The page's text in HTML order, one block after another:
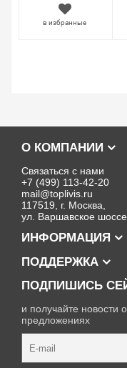
в избранные
О КОМПАНИИ
Связаться с нами
+7 (499) 113-42-20
mail@toplivis.ru
117519, г. Москва,
ул. Варшавское
ИНФОРМАЦИЯ
ПОДДЕРЖКА
ПОДПИШИСЬ
и получайте новости
предложениях